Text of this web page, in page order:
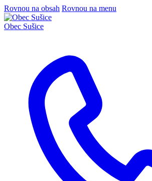
Rovnou na obsah Rovnou na menu
Obec Sušice